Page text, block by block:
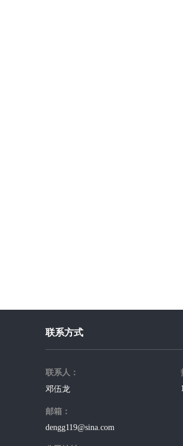
联系方式
联系人：
邓伍龙
邮箱：
dengg119@sina.com